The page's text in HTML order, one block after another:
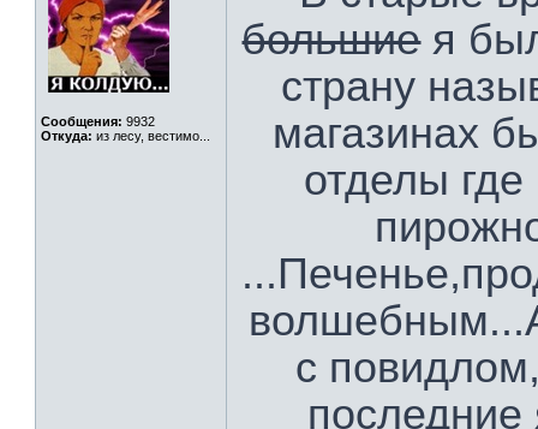
Сообщения: 9932
Откуда: из лесу, вестимо...
большиея
страну
магазинах
отделы
с